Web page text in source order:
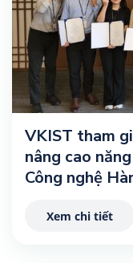
VKIST tham
nâng cao
Công nghệ
Xem chi tiết